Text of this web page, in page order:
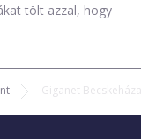
tölt azzal, hogy
Giganet Becskeháza